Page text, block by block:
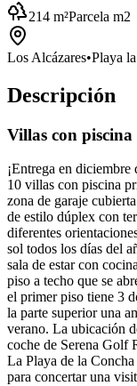
214 m²Parcela m2
Los Alcázares•Playa
Descripción
Villas con
¡Entrega en
10 villas con piscina
zona de garaje
de estilo dúplex con
diferentes
sol todos los días del
sala de estar con
piso a techo que se
el primer piso tiene 3
la parte superior una
verano. La ubicación
coche de Serena Golf
La Playa de la Concha
para concertar una